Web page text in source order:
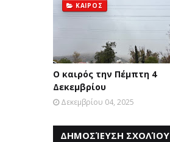
ΚΑΙΡΟΣ
Ο καιρός την Πέμπτη 4
Δεκεμβρίου
Δεκεμβρίου 04, 2025
ΔΗΜΟΣΊΕΥΣΗ ΣΧΟΛΊΟΥ